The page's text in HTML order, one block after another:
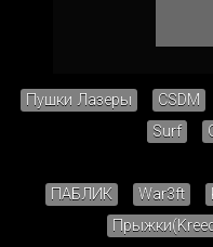
Пушки Лазеры CSDM
Surf
ПАБЛИК War3ft